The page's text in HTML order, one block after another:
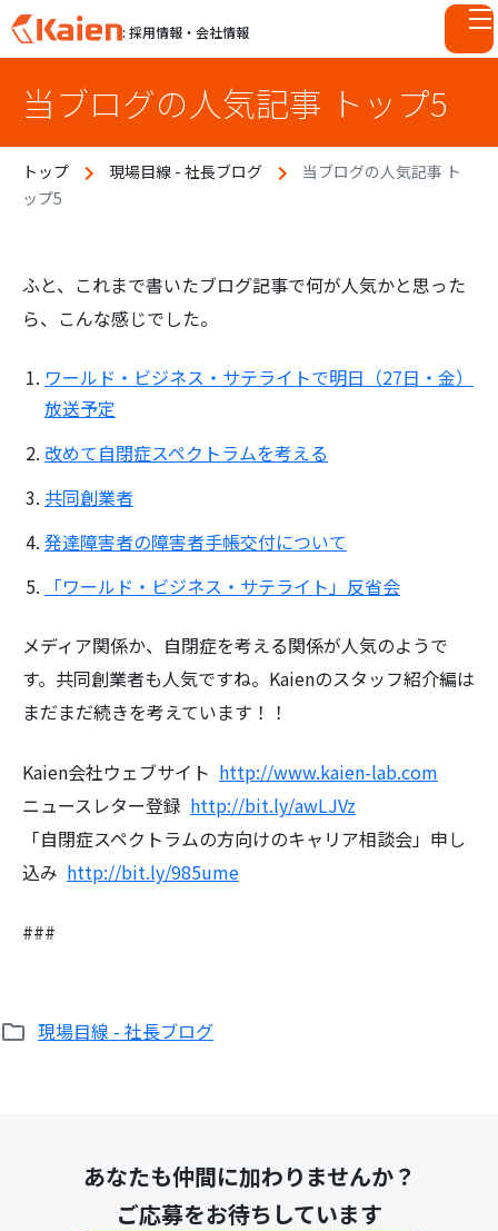
p
: 採用情報・会社情報
当ブログの人気記事 トップ5
トップ 現場目線 - 社長ブログ
当ブログの人気記事 ト
ップ5
ふと、これまで書いたブログ記事で何が人気かと思った
ら、こんな感じでした。
ワールド・ビジネス・サテライトで明日（27日・金）
放送予定
改めて自閉症スペクトラムを考える
共同創業者
発達障害者の障害者手帳交付について
「ワールド・ビジネス・サテライト」反省会
メディア関係か、自閉症を考える関係が人気のようで
す。共同創業者も人気ですね。Kaienのスタッフ紹介編は
まだまだ続きを考えています！！
Kaien会社ウェブサイト http://www.kaien-lab.com
ニュースレター登録 http://bit.ly/awLJVz
「自閉症スペクトラムの方向けのキャリア相談会」申し
込み http://bit.ly/985ume
###
現場目線 - 社長ブログ
あなたも仲間に加わりませんか？
ご応募をお待ちしています